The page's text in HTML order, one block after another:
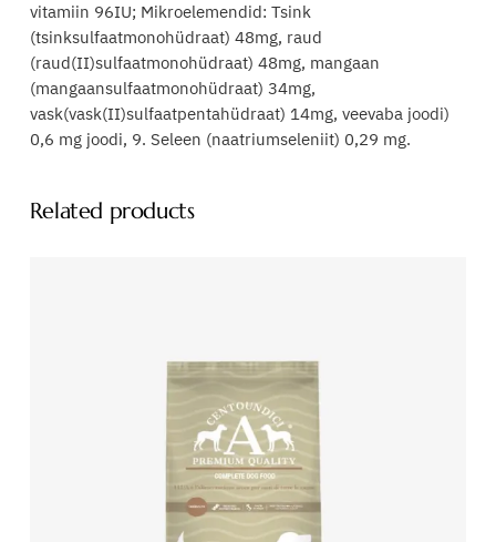
vitamiin 96IU; Mikroelemendid: Tsink
(tsinksulfaatmonohüdraat) 48mg, raud
(raud(II)sulfaatmonohüdraat) 48mg, mangaan
(mangaansulfaatmonohüdraat) 34mg,
vask(vask(II)sulfaatpentahüdraat) 14mg, veevaba joodi)
0,6 mg joodi, 9. Seleen (naatriumseleniit) 0,29 mg.
Related products